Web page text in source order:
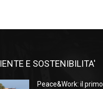
E SOSTENIBILITA'
Peace&Work: il primo